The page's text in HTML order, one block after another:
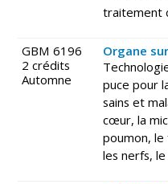
traitement
GBM 6196
2 crédits
Automne
Organe
puce pour
sains et
cœur, la
poumon, le
les nerfs,